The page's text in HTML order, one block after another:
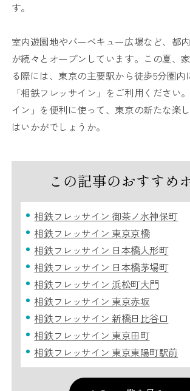
す。
室内遊園地やバーベキュー広場など、都
が続々とオープンしています。この夏、
る際には、東京の主要駅から徒歩5分圏内
「相鉄フレッサイン」をご利用ください
イン」を便利に使って、東京の新たな楽
はいかがでしょうか。
この記事のおすすめ
相鉄フレッサイン 御茶ノ水神保町
相鉄フレッサイン 東京京橋
相鉄フレッサイン 日本橋人形町
相鉄フレッサイン 日本橋茅場町
相鉄フレッサイン 浜松町大門
相鉄フレッサイン 東京赤坂
相鉄フレッサイン 新橋日比谷口
相鉄フレッサイン 東京田町
相鉄フレッサイン 東京東陽町駅前